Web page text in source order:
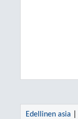
Edellinen asia